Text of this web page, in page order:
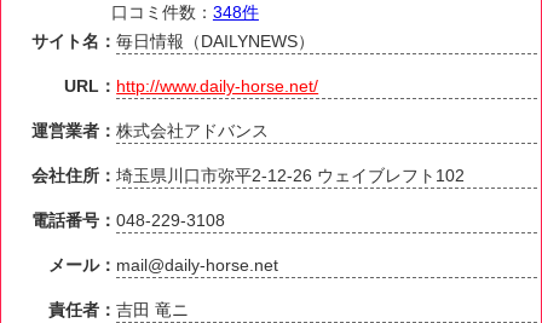
口コミ件数： 348件
サイト名：毎日情報（DAILYNEWS）
URL： http://www.daily-horse.net/
運営業者：株式会社アドバンス
会社住所：埼玉県川口市弥平2-12-26 ウェイブレフト102
電話番号：048-229-3108
メール： mail@daily-horse.net
責任者：吉田 竜ニ